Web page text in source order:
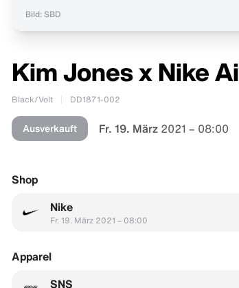
Bild: SBD
Kim Jones x Nike
Black/Volt DD1871-002
Ausverkauft Fr. 19. März 2021 – 08:00
Shop
Nike
Fr. 19. März 2021 – 08:00
Apparel
SNS